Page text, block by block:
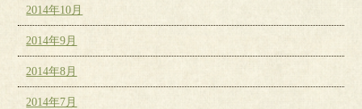
2014年10月
2014年9月
2014年8月
2014年7月